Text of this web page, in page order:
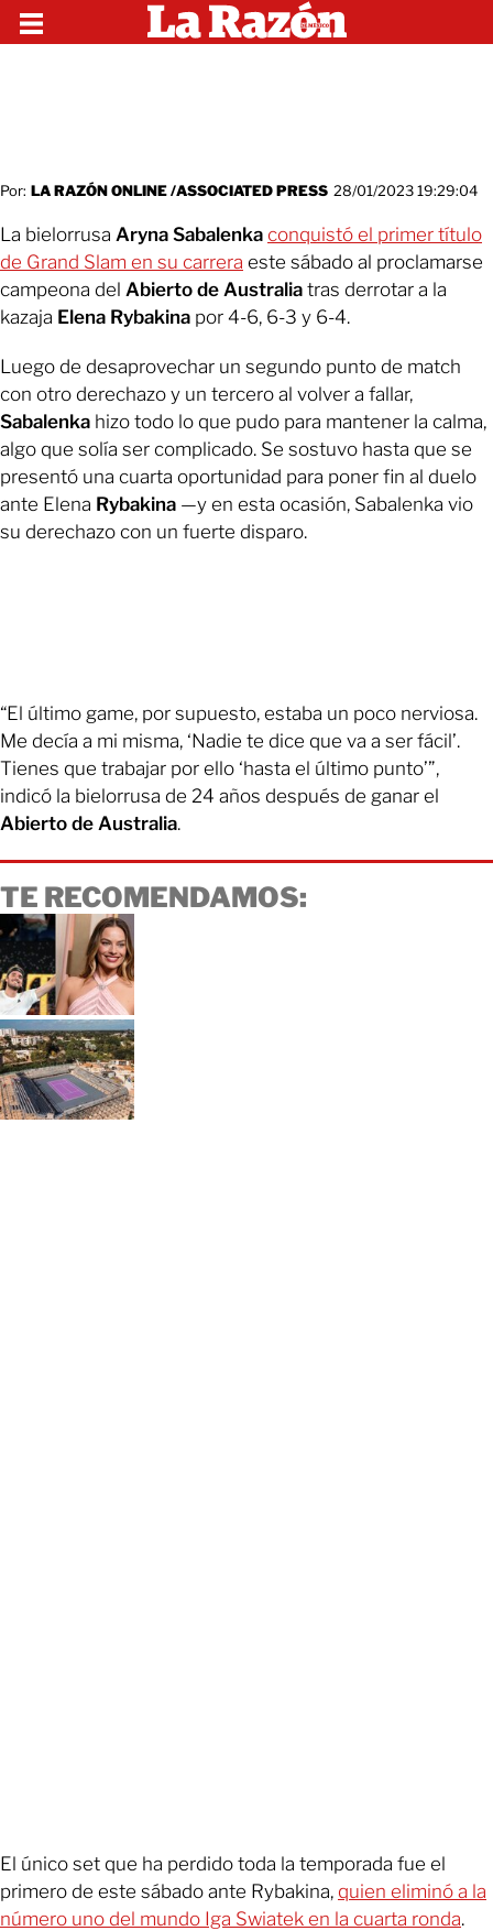
Por: LA RAZÓN ONLINE /ASSOCIATED PRESS 28/01/2023 19:29:04
La bielorrusa Aryna Sabalenka conquistó el primer título
de Grand Slam en su carrera este sábado al proclamarse
campeona del Abierto de Australia tras derrotar a la
kazaja Elena Rybakina por 4-6, 6-3 y 6-4.
Luego de desaprovechar un segundo punto de match
con otro derechazo y un tercero al volver a fallar,
Sabalenka hizo todo lo que pudo para mantener la calma,
algo que solía ser complicado. Se sostuvo hasta que se
presentó una cuarta oportunidad para poner fin al duelo
ante Elena Rybakina —y en esta ocasión, Sabalenka vio
su derechazo con un fuerte disparo.
“El último game, por supuesto, estaba un poco nerviosa.
Me decía a mi misma, ‘Nadie te dice que va a ser fácil’.
Tienes que trabajar por ello ‘hasta el último punto’”,
indicó la bielorrusa de 24 años después de ganar el
Abierto de Australia.
TE RECOMENDAMOS:
El único set que ha perdido toda la temporada fue el
primero de este sábado ante Rybakina, quien eliminó a la
número uno del mundo Iga Swiatek en la cuarta ronda.